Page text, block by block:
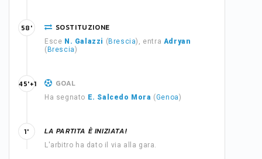
SOSTITUZIONE
Esce N. Galazzi ( Brescia), entra Adryan
( Brescia)
58'
GOAL
Ha segnato E. Salcedo Mora (Genoa)
45'+1
LA PARTITA È INIZIATA!
L'arbitro ha dato il via alla gara.
1'